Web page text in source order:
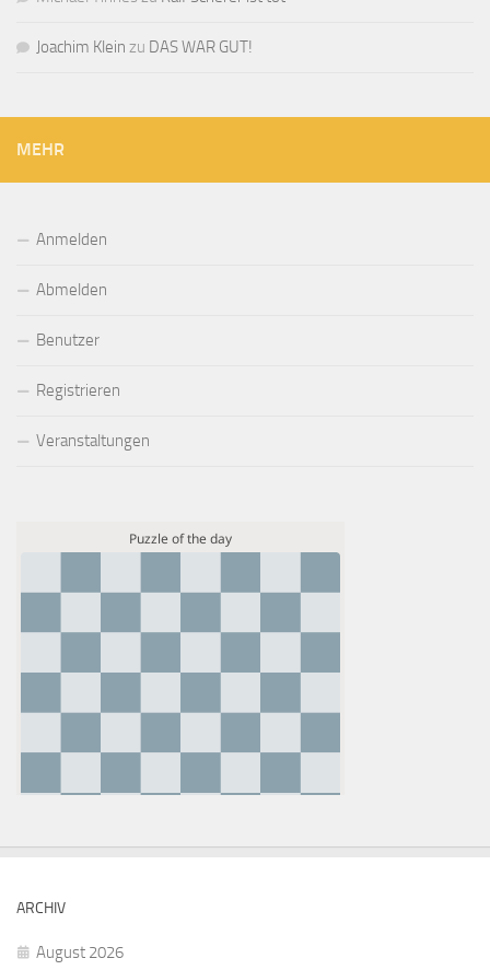
Joachim Klein zu DAS WAR GUT!
MEHR
Anmelden
Abmelden
Benutzer
Registrieren
Veranstaltungen
ARCHIV
August 2026